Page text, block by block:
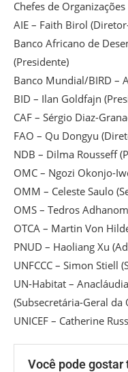
Chefes de
AIE – Faith Birol
Banco Africano de
(Presidente)
Banco Mundial/BIRD –
BID – Ilan Goldfajn
CAF – Sérgio Diaz-
FAO – Qu Dongyu
NDB – Dilma Rousseff
OMC – Ngozi Okonjo-
OMM – Celeste Saulo
OMS – Tedros
OTCA – Martin Von
PNUD – Haoliang Xu
UNFCCC – Simon Stiell
UN-Habitat –
(Subsecretária-Geral
UNICEF – Catherine
Você pode gostar